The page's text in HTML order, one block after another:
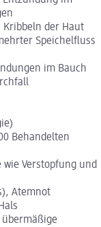
der Haut
Speichelfluss
im Bauch
Behandelten
Verstopfung und
Atemnot